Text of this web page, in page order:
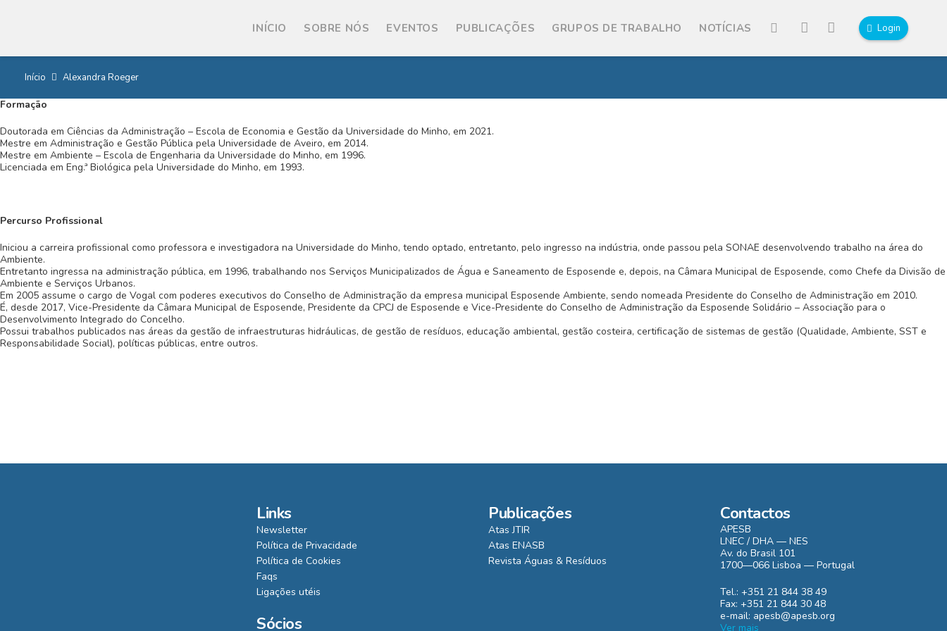
INÍCIO SOBRE NÓS EVENTOS PUBLICAÇÕES GRUPOS DE TRABALHO NOTÍCIAS Login
Início Alexandra Roeger
Formação
Doutorada em Ciências da Administração – Escola de Economia e Gestão da Universidade do Minho, em 2021.
Mestre em Administração e Gestão Pública pela Universidade de Aveiro, em 2014.
Mestre em Ambiente – Escola de Engenharia da Universidade do Minho, em 1996.
Licenciada em Eng.ª Biológica pela Universidade do Minho, em 1993.
Percurso Profissional
Iniciou a carreira profissional como professora e investigadora na Universidade do Minho, tendo optado, entretanto, pelo ingresso na indústria, onde passou pela SONAE desenvolvendo trabalho na área do
Ambiente.
Entretanto ingressa na administração pública, em 1996, trabalhando nos Serviços Municipalizados de Água e Saneamento de Esposende e, depois, na Câmara Municipal de Esposende, como Chefe da Divisão de
Ambiente e Serviços Urbanos.
Em 2005 assume o cargo de Vogal com poderes executivos do Conselho de Administração da empresa municipal Esposende Ambiente, sendo nomeada Presidente do Conselho de Administração em 2010.
É, desde 2017, Vice-Presidente da Câmara Municipal de Esposende, Presidente da CPCJ de Esposende e Vice-Presidente do Conselho de Administração da Esposende Solidário – Associação para o
Desenvolvimento Integrado do Concelho.
Possui trabalhos publicados nas áreas da gestão de infraestruturas hidráulicas, de gestão de resíduos, educação ambiental, gestão costeira, certificação de sistemas de gestão (Qualidade, Ambiente, SST e
Responsabilidade Social), políticas públicas, entre outros.
Links
Newsletter
Política de Privacidade
Política de Cookies
Faqs
Ligações utéis
Sócios
Publicações
Atas JTIR
Atas ENASB
Revista Águas & Resíduos
Contactos
APESB
LNEC / DHA — NES
Av. do Brasil 101
1700—066 Lisboa — Portugal
Tel.: +351 21 844 38 49
Fax: +351 21 844 30 48
e-mail: apesb@apesb.org
Ver mais